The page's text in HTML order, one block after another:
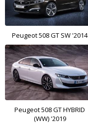
Peugeot 508 GT SW '2014
Peugeot 508 GT HYBRID
(WW) '2019